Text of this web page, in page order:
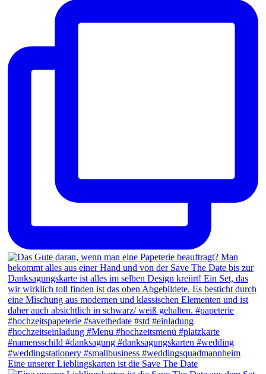
Eine unserer Lieblingskarten ist die Save The Date